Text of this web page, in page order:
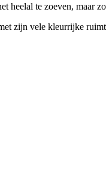
heelal te zoeven, maar
zijn vele kleurrijke